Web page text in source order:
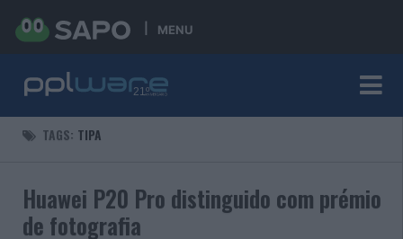
MENU
TAGS: TIPA
Huawei P20 Pro distinguido com prémio
de fotografia